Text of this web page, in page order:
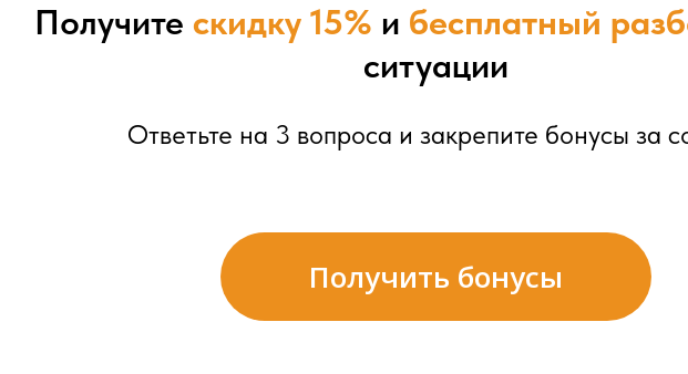
Получите скидку 15% и бесплатный
ситуации
Ответьте на 3 вопроса и закрепите бонусы за
Получить бонусы